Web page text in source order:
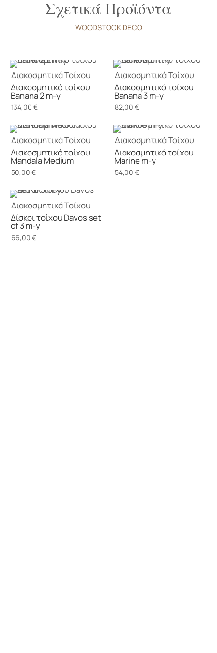
Σχετικά Προϊόντα
WOODSTOCK DECO
Διακοσμητικά Τοίχου
Διακοσμητικό τοίχου
Banana 2 m-y
134,00 €
Διακοσμητικά Τοίχου
Διακοσμητικό τοίχου
Banana 3 m-y
82,00 €
Διακοσμητικά Τοίχου
Διακοσμητικό τοίχου
Mandala Medium
50,00 €
Διακοσμητικά Τοίχου
Διακοσμητικό τοίχου
Marine m-y
54,00 €
Διακοσμητικά Τοίχου
Δίσκοι τοίχου Davos set
of 3 m-y
66,00 €